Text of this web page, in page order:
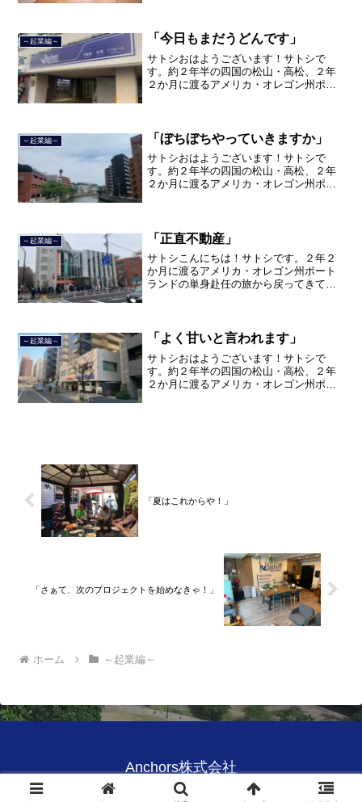
品川区南大井で不動産を主...
～起業編～ 「今日もまだうどんです」
サトシおはようございます！サトシで
す。約２年半の四国の松山・高松、２年
２か月に渡るアメリカ・オレゴン州ポー
した。２０２１年３月９日よ...
～起業編～ 「ぼちぼちやっていきますか」
サトシおはようございます！サトシで
す。約２年半の四国の松山・高松、２年
２か月に渡るアメリカ・オレゴン州ポー
した。２０２１年３月９日よ...
～起業編～ 「正直不動産」
サトシこんにちは！サトシです。２年２
か月に渡るアメリカ・オレゴン州ポート
ランドの単身赴任の旅から戻ってきて、
区南大井で不動産を主に取...
～起業編～ 「よく甘いと言われます」
サトシおはようございます！サトシで
す。約２年半の四国の松山・高松、２年
２か月に渡るアメリカ・オレゴン州ポー
「夏はこれからや！」
「さぁて、次のプロジェクトを始めなきゃ！」
ホーム ～起業編～
Anchors株式会社
© 2020 Anchors株式会社.